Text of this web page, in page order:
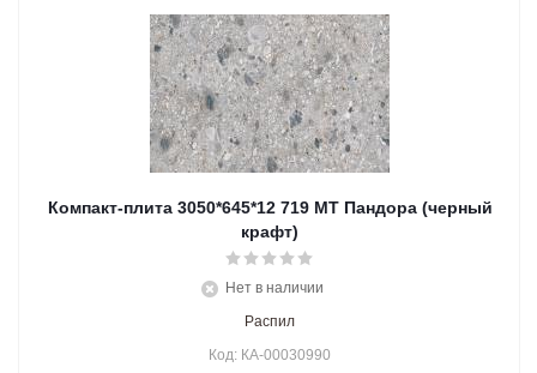
Компакт-плита 3050*645*12 719 МТ Пандора (черный
крафт)
Нет в наличии
Распил
Код: КА-00030990